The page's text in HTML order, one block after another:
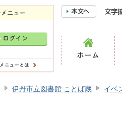
伊丹市立図書館 ことば蔵 イベ